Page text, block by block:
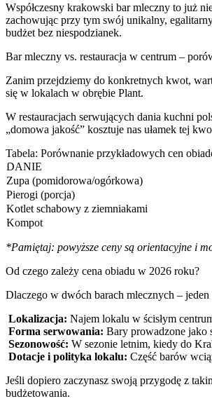
Współczesny krakowski bar mleczny to już
zachowując przy tym swój unikalny,
budżet bez niespodzianek.
Bar mleczny vs. restauracja w centrum –
Zanim przejdziemy do konkretnych kwot,
się w lokalach w obrębie Plant.
W restauracjach serwujących dania kuchni
„domowa jakość” kosztuje nas ułamek tej
Tabela: Porównanie przykładowych cen
DANIE
Zupa (pomidorowa/ogórkowa)
Pierogi (porcja)
Kotlet schabowy z ziemniakami
Kompot
*Pamiętaj: powyższe ceny są orientacyjne i
Od czego zależy cena obiadu w 2026 roku?
Dlaczego w dwóch barach mlecznych –
Lokalizacja: Najem lokalu w ścisłym
Forma serwowania: Bary prowadzone jako
Sezonowość: W sezonie letnim, kiedy do
Dotacje i polityka lokalu: Część barów
Jeśli dopiero zaczynasz swoją przygodę z
budżetowania.